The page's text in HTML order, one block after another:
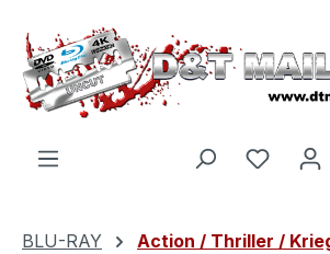
Zum Hauptinhalt springen
Du
BLU-RAY Action / Thriller /